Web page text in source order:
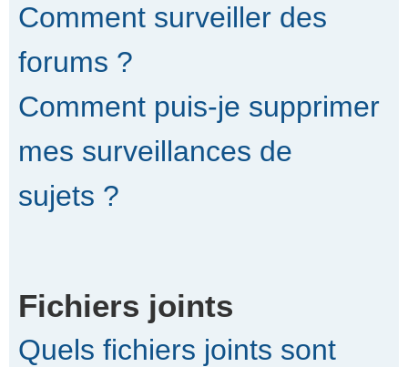
Comment surveiller des
forums ?
Comment puis-je supprimer
mes surveillances de
sujets ?
Fichiers joints
Quels fichiers joints sont